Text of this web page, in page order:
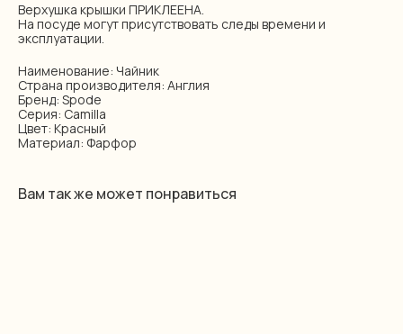
Верхушка крышки ПРИКЛЕЕНА.
На посуде могут присутствовать следы времени и
эксплуатации.
Наименование: Чайник
Страна производителя: Англия
Бренд: Spode
Серия: Camilla
Цвет: Красный
Материал: Фарфор
Вам так же может понравиться